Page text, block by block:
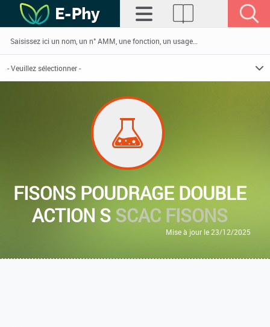
FISONS POUDRAGE DOUBLE
ACTION SSCAC FISONS
Mise à jour le 23/12/2025